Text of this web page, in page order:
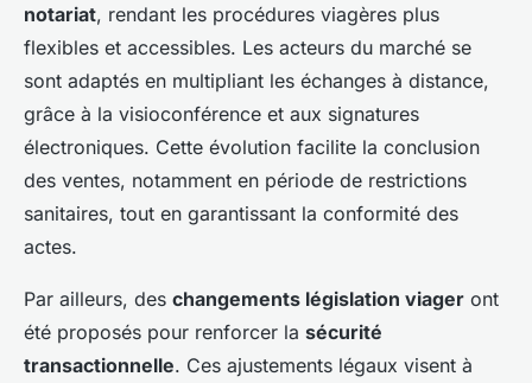
notariat, rendant les procédures viagères plus
flexibles et accessibles. Les acteurs du marché se
sont adaptés en multipliant les échanges à distance,
grâce à la visioconférence et aux signatures
électroniques. Cette évolution facilite la conclusion
des ventes, notamment en période de restrictions
sanitaires, tout en garantissant la conformité des
actes.
Par ailleurs, des changements législation viager ont
été proposés pour renforcer la sécurité
transactionnelle. Ces ajustements légaux visent à